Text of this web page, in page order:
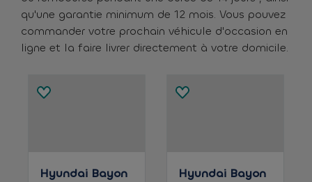
qu'une garantie minimum de 12 mois. Vous pouvez
commander votre prochain véhicule d'occasion en
ligne et la faire livrer directement à votre domicile.
Hyundai Bayon Hyundai Bayon